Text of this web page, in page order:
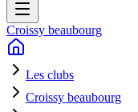
Croissy beaubourg
Les clubs
Croissy beaubourg